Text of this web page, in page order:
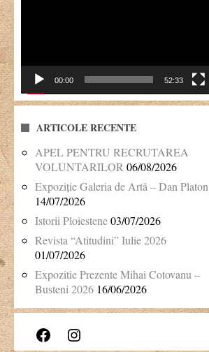
00:00 52:33
ARTICOLE RECENTE
APEL PENTRU RECRUTAREA
VOLUNTARILOR06/08/2026
Expoziție Galeria de Artă – Dan Platon
14/07/2026
Istorii Ploiestene03/07/2026
Revista “Atitudini” Iulie 2026
01/07/2026
Expozitie Prezente Mihai Cotovanu –
Busteni 2026 16/06/2026
Facebook Instagram